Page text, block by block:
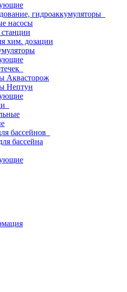
гидроаккумуляторы
насосы
хим. дозации
Аквасторож
Нептун
бассейнов
бассейна